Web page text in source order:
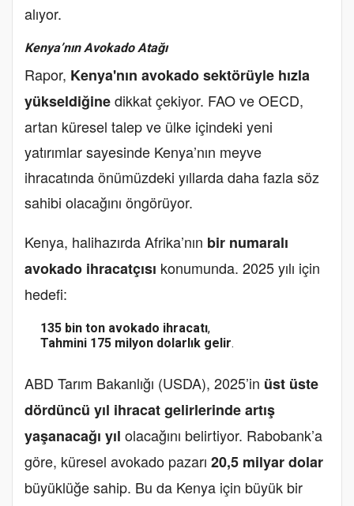
alıyor.
Kenya’nın Avokado Atağı
Rapor, Kenya'nın avokado sektörüyle hızla
yükseldiğinedikkat çekiyor. FAO ve OECD,
artan küresel talep ve ülke içindeki yeni
yatırımlar sayesinde Kenya’nın meyve
ihracatında önümüzdeki yıllarda daha fazla söz
sahibi olacağını öngörüyor.
Kenya, halihazırda Afrika’nın bir numaralı
avokado ihracatçısı konumunda. 2025 yılı için
hedefi:
135 bin ton avokado ihracatı,
Tahmini 175 milyon dolarlık gelir.
ABD Tarım Bakanlığı (USDA), 2025’in üst üste
dördüncü yıl ihracat gelirlerinde artış
yaşanacağı yıl olacağını belirtiyor. Rabobank’a
göre, küresel avokado pazarı 20,5 milyar dolar
büyüklüğe sahip. Bu da Kenya için büyük bir